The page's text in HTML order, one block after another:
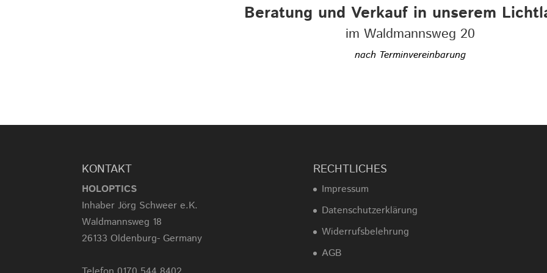
Beratung und Verkauf in unserem
im Waldmannsweg 20
nach Terminvereinbarung
KONTAKT
HOLOPTICS
Inhaber Jörg Schweer e.K.
Waldmannsweg 18
26133 Oldenburg- Germany
RECHTLICHES
Impressum
Datenschutzerklärung
Widerrufsbelehrung
AGB